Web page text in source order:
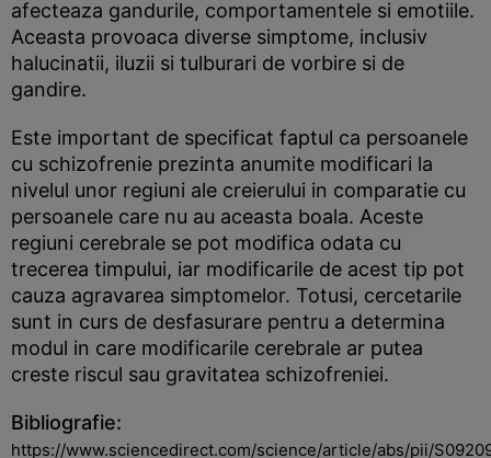
afecteaza gandurile, comportamentele si emotiile.
Aceasta provoaca diverse simptome, inclusiv
halucinatii, iluzii si tulburari de vorbire si de
gandire.
Este important de specificat faptul ca persoanele
cu schizofrenie prezinta anumite modificari la
nivelul unor regiuni ale creierului in comparatie cu
persoanele care nu au aceasta boala. Aceste
regiuni cerebrale se pot modifica odata cu
trecerea timpului, iar modificarile de acest tip pot
cauza agravarea simptomelor. Totusi, cercetarile
sunt in curs de desfasurare pentru a determina
modul in care modificarile cerebrale ar putea
creste riscul sau gravitatea schizofreniei.
Bibliografie:
https://www.sciencedirect.com/science/article/abs/pii/